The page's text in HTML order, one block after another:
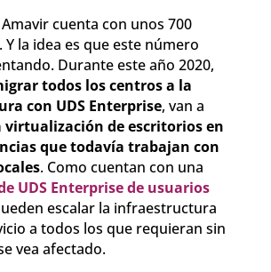
cuenta con unos 700
Y la idea es que este número
Durante este año 2020,
todos los centros a la
con UDS Enterprise, van a
de escritorios en
que todavía trabajan con
. Como cuentan con una
UDS Enterprise de usuarios
escalar la infraestructura
a todos los que requieran sin
vea afectado.